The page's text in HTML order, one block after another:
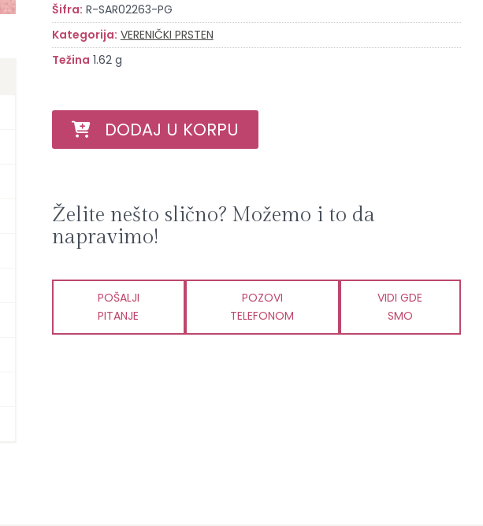
Šifra: R-SAR02263-PG
Kategorija: VERENIČKI PRSTEN
Težina 1.62 g
DODAJ U KORPU
Želite nešto slično? Možemo i to da
napravimo!
POŠALJI
PITANJE
POZOVI
TELEFONOM
VIDI GDE
SMO